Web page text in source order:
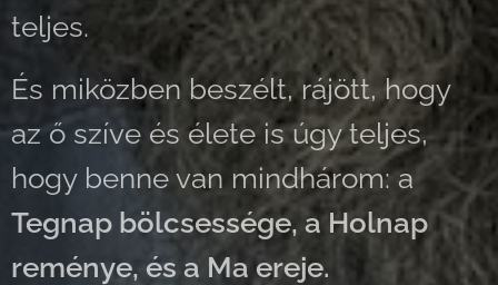
teljes.
És miközben beszélt, rájött, hogy
az ő szíve és élete is úgy teljes,
hogy benne van mindhárom: a
Tegnap bölcsessége, a Holnap
reménye, és a Ma ereje.